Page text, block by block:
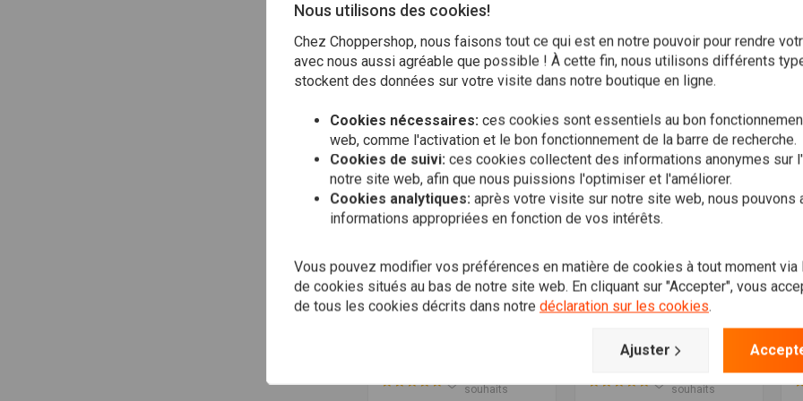
souhaits
souhaits
Ajouter au panier
NUVER
Copper Grease | An Anti-
Seize & Multi-Grease
souhaits
Ajouter au panier
RMR
Harley CV 1988-2006 Pile
de vélocité
souhaits
Nous utilisons des cookies!
Chez Choppershop, nous faisons tout ce qui est en notre pouvoir pour rendre
avec nous aussi agréable que possible ! À cette fin, nous utilisons différents
stockent des données sur votre visite dans notre boutique en ligne.
Cookies nécessaires: ces cookies sont essentiels au bon
web, comme l'activation et le bon fonctionnement de la barre de recherche.
Cookies de suivi: ces cookies collectent des informations anonymes sur
notre site web, afin que nous puissions l'optimiser et l'améliorer.
Cookies analytiques: après votre visite sur notre site web, nous pouvons
informations appropriées en fonction de vos intérêts.
Vous pouvez modifier vos préférences en matière de cookies à tout moment via
de cookies situés au bas de notre site web. En cliquant sur "Accepter", vous
de tous les cookies décrits dans notre déclaration sur les cookies.
Ajuster